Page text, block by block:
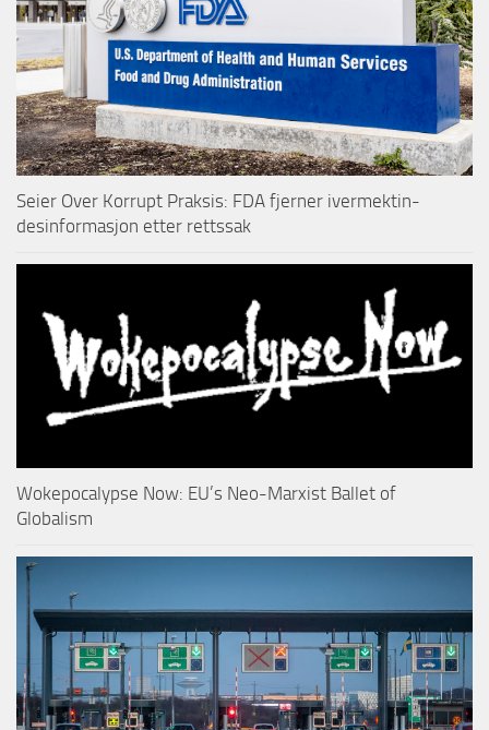
Seier Over Korrupt Praksis: FDA fjerner ivermektin-
desinformasjon etter rettssak
Wokepocalypse Now: EU’s Neo-Marxist Ballet of
Globalism